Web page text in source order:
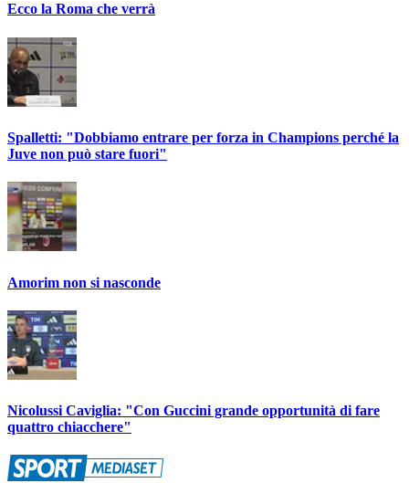
Ecco la Roma che verrà
Spalletti: "Dobbiamo entrare per forza in Champions perché la
Juve non può stare fuori"
Amorim non si nasconde
Nicolussi Caviglia: "Con Guccini grande opportunità di fare
quattro chiacchere"